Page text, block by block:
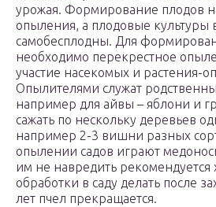
урожая. Формирование плодов
опыления, а плодовые культуры
самобесплодны. Для
необходимо перекрестное
участие насекомых и растения-
Опылителями служат
например для айвы – яблони и
сажать по нескольку деревьев
например 2-3 вишни разных
опылении садов играют
им не навредить рекомендуется
обработки в саду делать после
лет пчел прекращается.